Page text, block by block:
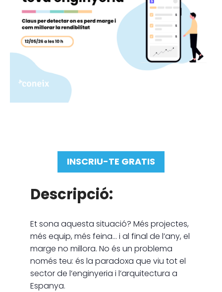
INSCRIU-TE GRATIS
Descripció:
Et sona aquesta situació? Més projectes,
més equip, més feina… i al final de l’any, el
marge no millora. No és un problema
només teu: és la paradoxa que viu tot el
sector de l’enginyeria i l’arquitectura a
Espanya.